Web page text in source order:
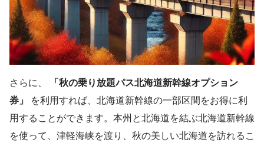
さらに、
「秋の乗り放題パス北海道新幹線オプション
券」
を利用すれば、北海道新幹線の一部区間をお得に利
用することができます。本州と北海道を結ぶ北海道新幹線
を使って、津軽海峡を渡り、秋の美しい北海道を訪れるこ